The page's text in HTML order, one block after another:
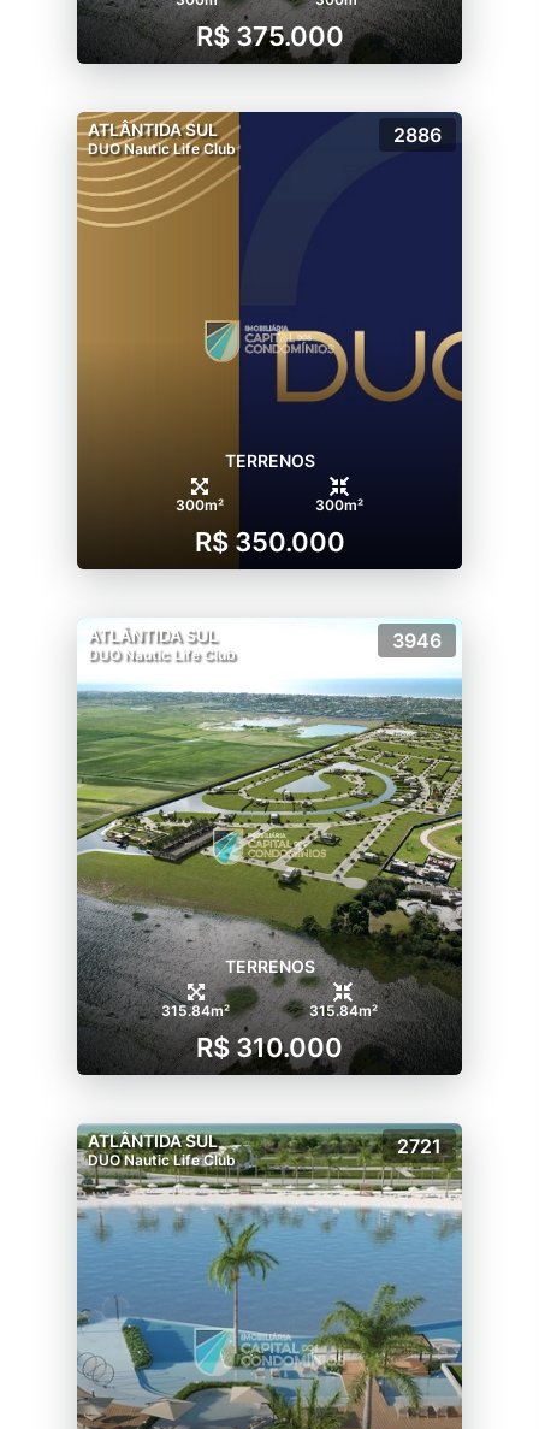
R$ 375.000
ATLÂNTIDA SUL
DUO Nautic Life Club
2886
TERRENOS
300m² 300m²
R$ 350.000
ATLÂNTIDA SUL
DUO Nautic Life Club
3946
TERRENOS
315.84m² 315.84m²
R$ 310.000
ATLÂNTIDA SUL
DUO Nautic Life Club
2721